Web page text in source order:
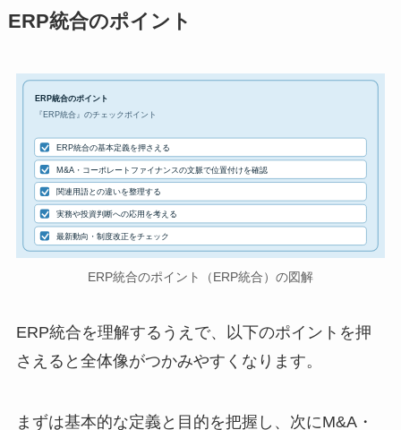
ERP統合のポイント
ERP統合のポイント
『ERP統合』のチェックポイント
ERP統合の基本定義を押さえる
M&A・コーポレートファイナンスの文脈で位置付けを確認
関連用語との違いを整理する
実務や投資判断への応用を考える
最新動向・制度改正をチェック
ERP統合のポイント（ERP統合）の図解
ERP統合を理解するうえで、以下のポイントを押
さえると全体像がつかみやすくなります。
まずは基本的な定義と目的を把握し、次にM&A・